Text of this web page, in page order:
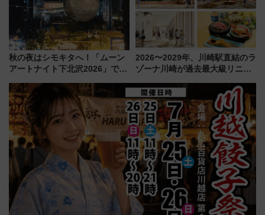
秋の夜はシモキタへ！「ムーン
アートナイト下北沢2026」でイ
を満喫しよう
2026〜2029年、川崎駅直結のラ
ゾーナ川崎が過去最大級リニュ
「いつから何が変わるか」徹底
解説！